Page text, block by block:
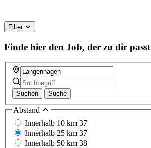
Filter
Finde hier den Job, der zu dir passt
Suchen Suche
Abstand
Innerhalb 10 km 37
Innerhalb 25 km 37
Innerhalb 50 km 38